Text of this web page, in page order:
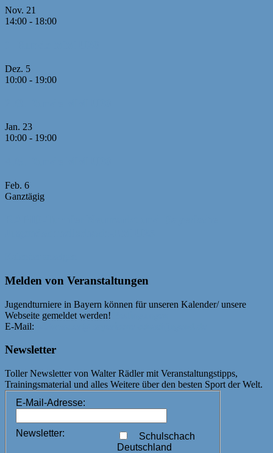
Nov. 21
14:00 - 18:00
Dez. 5
10:00 - 19:00
Jan. 23
10:00 - 19:00
Feb. 6
Ganztägig
Melden von Veranstaltungen
Jugendturniere in Bayern können für unseren Kalender/ unsere
Webseite gemeldet werden!
E-Mail:
Newsletter
Toller Newsletter von Walter Rädler mit Veranstaltungstipps,
Trainingsmaterial und alles Weitere über den besten Sport der Welt.
E-Mail-Adresse:
Newsletter:
Schulschach
Deutschland